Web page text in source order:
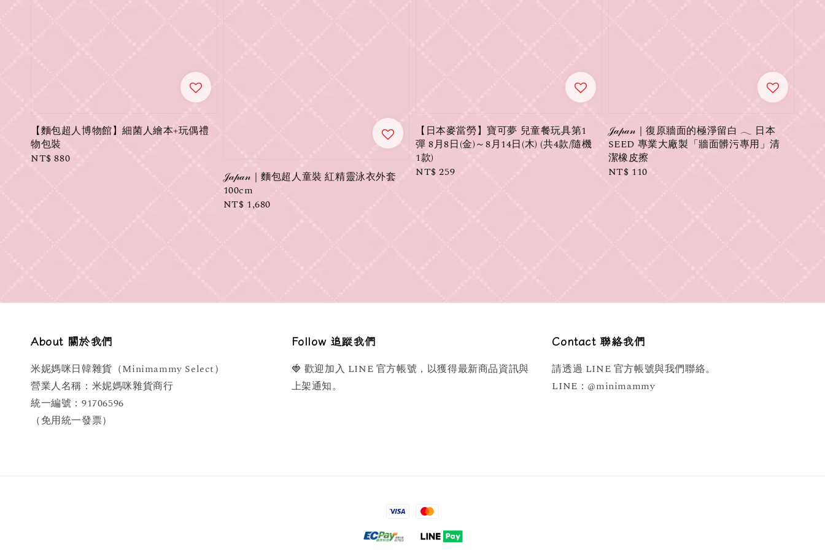
【麵包超人博物館】細菌人繪本+玩偶禮
物包裝
Regular
NT$ 880
𝒥𝒶𝓅𝒶𝓃｜麵包超人童裝 紅精靈泳衣外套
100cm
Regular
NT$ 1,680
【日本麥當勞】寶可夢 兒童餐玩具第1
彈 8月8日(金)～8月14日(木) (共4款/隨機
1款)
Regular
NT$ 259
𝒥𝒶𝓅𝒶𝓃｜復原牆面的極淨留白 𓂃 日本
SEED 專業大廠製「牆面髒污專用」清
潔橡皮擦
Regular
price
NT$ 110
About 關於我們
米妮媽咪日韓雜貨（Minimammy Select）
營業人名稱：米妮媽咪雜貨商行
統一編號：91706596
（免用統一發票）
Follow 追蹤我們
🍓 歡迎加入 LINE 官方帳號，以獲得最新商品資訊與
上架通知。
Contact 聯絡我們
請透過 LINE 官方帳號與我們聯絡。
LINE：@minimammy